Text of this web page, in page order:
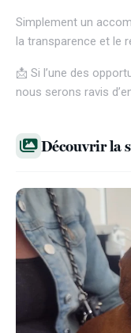
Simplement un
la transparence et le
📩 Si l’une des
nous serons ravis
Découvrir la